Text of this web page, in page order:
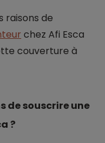
raisons de
chez Afi Esca
couverture à
de souscrire une
?